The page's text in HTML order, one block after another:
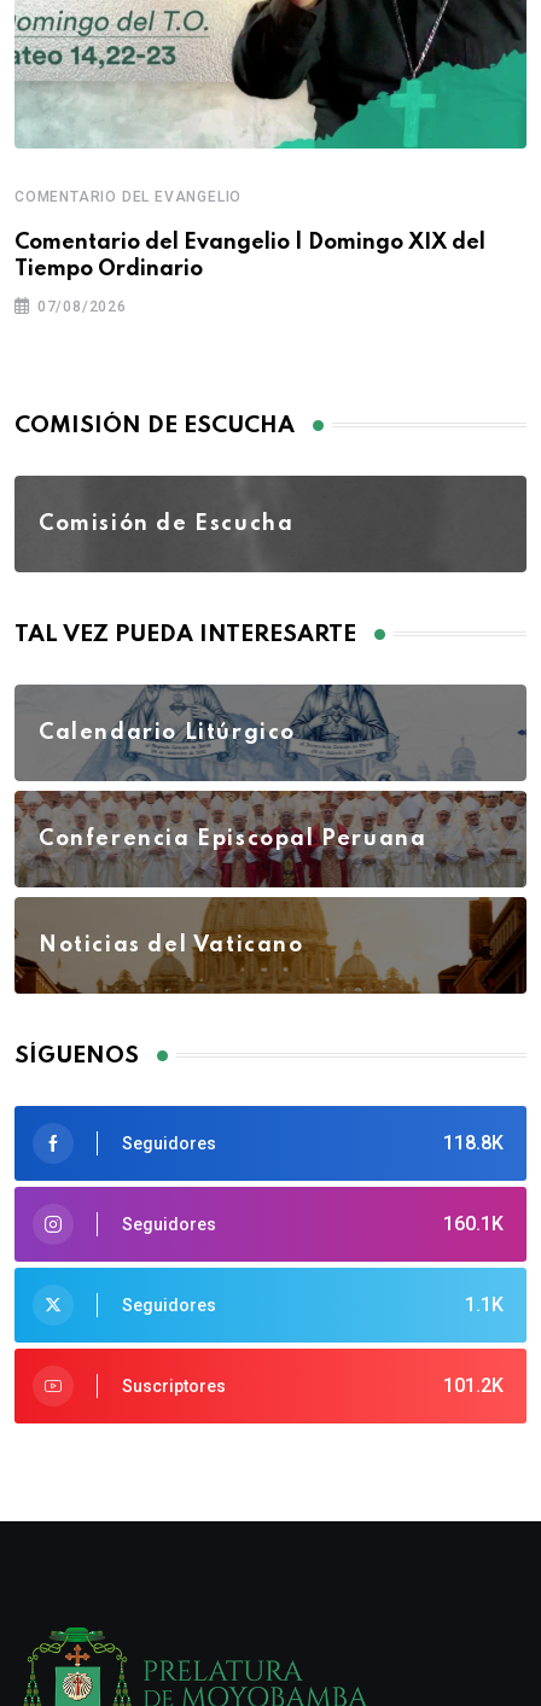
COMENTARIO DEL EVANGELIO
Comentario del Evangelio | Domingo XIX del
Tiempo Ordinario
07/08/2026
COMISIÓN DE ESCUCHA
Comisión de Escucha
TAL VEZ PUEDA INTERESARTE
Calendario Litúrgico
Conferencia Episcopal Peruana
Noticias del Vaticano
SÍGUENOS
118.8K
Seguidores
160.1K
Seguidores
1.1K
Seguidores
101.2K
Suscriptores